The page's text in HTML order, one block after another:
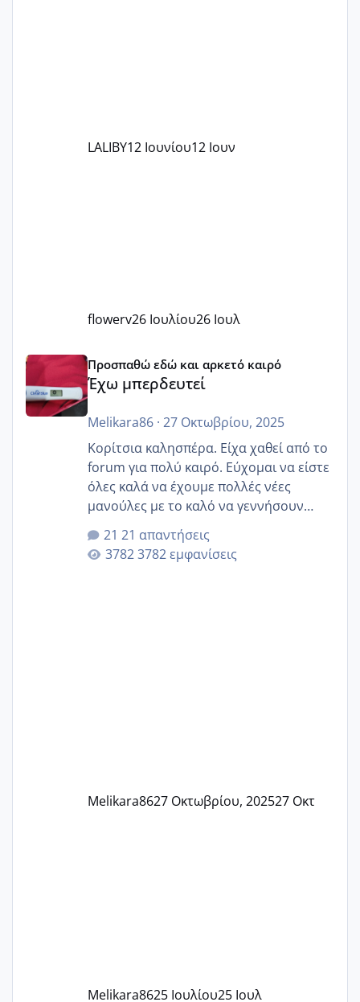
LALIBY12 Ιουνίου12 Ιουν
flowerv26 Ιουλίου26 Ιουλ
Έχω μπερδευτεί
Προσπαθώ εδώ και αρκετό καιρό
Έχω μπερδευτεί
Melikara86· 27 Οκτωβρίου, 2025
Κορίτσια καλησπέρα. Είχα χαθεί από το
forum για πολύ καιρό. Εύχομαι να είστε
όλες καλά να έχουμε πολλές νέες
μανούλες με το καλό να γεννήσουν
αυτές που ήδη περιμένουν. Να πάρουν
γερα μωράκια στην αγκαλίτσα τους
🙏🏼🙏🏼 Ας πάμε λοιπόν στο θέμα μου.
21 απαντήσεις
3782 εμφανίσεις
Melikara8627 Οκτωβρίου, 202527 Οκτ
Melikara8625 Ιουλίου25 Ιουλ